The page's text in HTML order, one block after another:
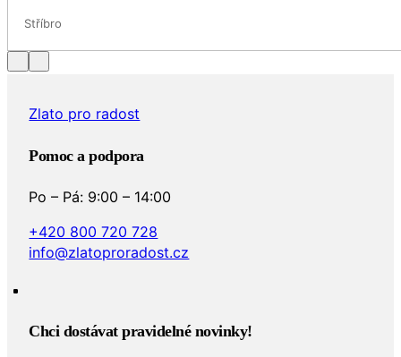
Stříbro
Zlato pro radost
Pomoc a podpora
Po – Pá: 9:00 – 14:00
+420 800 720 728
info@zlatoproradost.cz
Chci dostávat pravidelné novinky!​